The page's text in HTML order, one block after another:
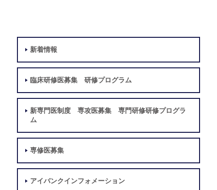
新着情報
臨床研修医募集 研修プログラム
新専門医制度 専攻医募集 専門研修研修プログラ
ム
専修医募集
アイバンクインフォメーション